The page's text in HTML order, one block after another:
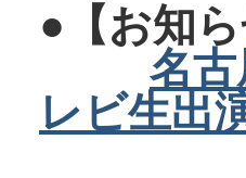
●【お知ら
名
レビ生出